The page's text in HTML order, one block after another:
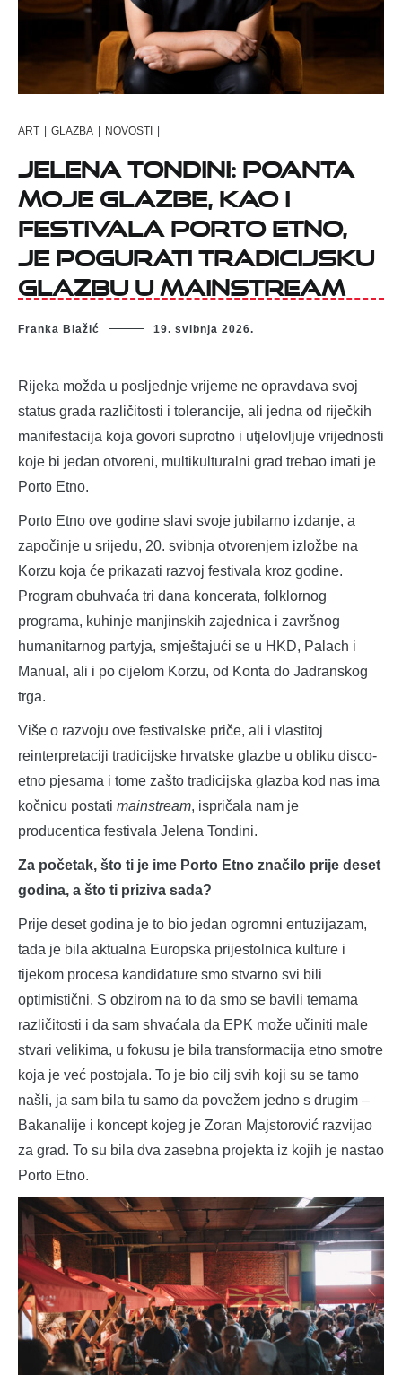
ART | GLAZBA | NOVOSTI |
Jelena Tondini: Poanta
moje glazbe, kao i
festivala Porto Etno,
je pogurati tradicijsku
glazbu u mainstream
Franka Blažić 19. svibnja 2026.
Rijeka možda u posljednje vrijeme ne opravdava svoj
status grada različitosti i tolerancije, ali jedna od riječkih
manifestacija koja govori suprotno i utjelovljuje vrijednosti
koje bi jedan otvoreni, multikulturalni grad trebao imati je
Porto Etno.
Porto Etno ove godine slavi svoje jubilarno izdanje, a
započinje u srijedu, 20. svibnja otvorenjem izložbe na
Korzu koja će prikazati razvoj festivala kroz godine.
Program obuhvaća tri dana koncerata, folklornog
programa, kuhinje manjinskih zajednica i završnog
humanitarnog partyja, smještajući se u HKD, Palach i
Manual, ali i po cijelom Korzu, od Konta do Jadranskog
trga.
Više o razvoju ove festivalske priče, ali i vlastitoj
reinterpretaciji tradicijske hrvatske glazbe u obliku disco-
etno pjesama i tome zašto tradicijska glazba kod nas ima
kočnicu postati mainstream, ispričala nam je
producentica festivala Jelena Tondini.
Za početak, što ti je ime Porto Etno značilo prije deset
godina, a što ti priziva sada?
Prije deset godina je to bio jedan ogromni entuzijazam,
tada je bila aktualna Europska prijestolnica kulture i
tijekom procesa kandidature smo stvarno svi bili
optimistični. S obzirom na to da smo se bavili temama
različitosti i da sam shvaćala da EPK može učiniti male
stvari velikima, u fokusu je bila transformacija etno smotre
koja je već postojala. To je bio cilj svih koji su se tamo
našli, ja sam bila tu samo da povežem jedno s drugim –
Bakanalije i koncept kojeg je Zoran Majstorović razvijao
za grad. To su bila dva zasebna projekta iz kojih je nastao
Porto Etno.